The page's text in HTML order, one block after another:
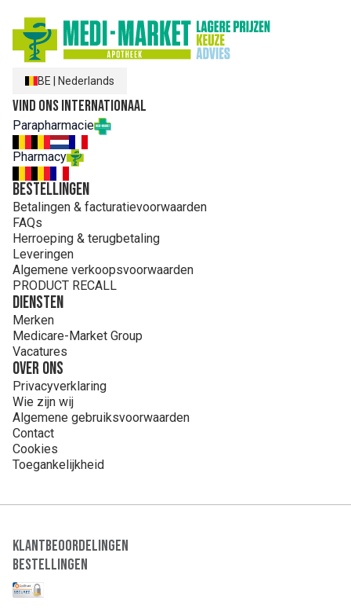
BE Nederlands
Vind ons internationaal
Parapharmacie
Pharmacy
Bestellingen
Betalingen & facturatievoorwaarden
FAQs
Herroeping & terugbetaling
Leveringen
Algemene verkoopsvoorwaarden
PRODUCT RECALL
Diensten
Merken
Medicare-Market Group
Vacatures
Over ons
Privacyverklaring
Wie zijn wij
Algemene gebruiksvoorwaarden
Contact
Cookies
Toegankelijkheid
Klantbeoordelingen
Bestellingen